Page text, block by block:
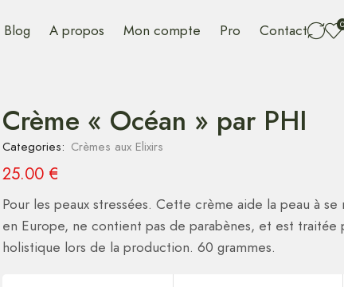
Blog A propos Mon compte Pro Contact 0
Crème « Océan » par PHI
Categories: Crèmes aux Elixirs
25.00 €
Pour les peaux stressées. Cette crème aide la peau à
en Europe, ne contient pas de parabènes, et est traitée
holistique lors de la production. 60 grammes.